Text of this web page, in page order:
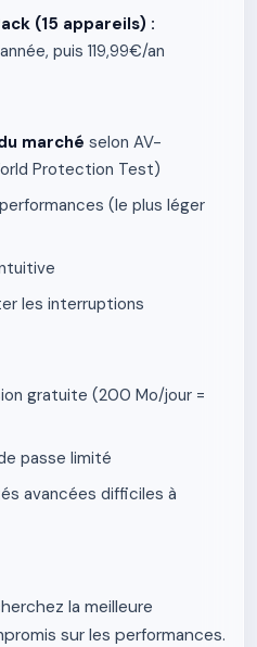
(15 appareils) :
puis 119,99€/an
marché selon AV-
Protection Test)
(le plus léger
les interruptions
gratuite (200 Mo/jour =
passe limité
avancées difficiles à
la meilleure
sur les performances.